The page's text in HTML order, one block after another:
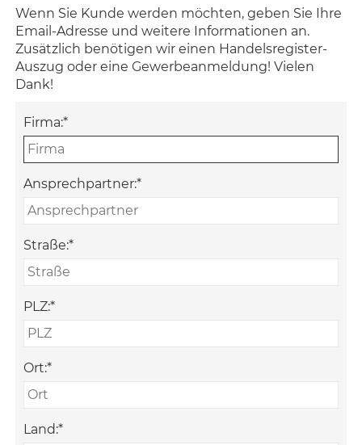
Wenn Sie Kunde werden möchten, geben Sie Ihre
Email-Adresse und weitere Informationen an.
Zusätzlich benötigen wir einen Handelsregister-
Auszug oder eine Gewerbeanmeldung! Vielen
Dank!
Firma:*
Ansprechpartner:*
Straße:*
PLZ:*
Ort:*
Land:*